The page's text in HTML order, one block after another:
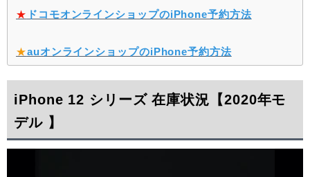
★ ドコモオンラインショップのiPhone予約方法
★auオンラインショップのiPhone予約方法
iPhone 12 シリーズ 在庫状況【2020年モ
デル 】